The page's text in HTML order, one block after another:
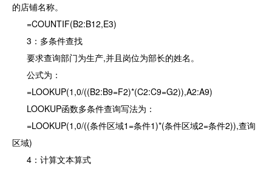
的店铺名称。
=COUNTIF(B2:B12,E3)
3：多条件查找
要求查询部门为生产,并且岗位为部长的姓名。
公式为：
=LOOKUP(1,0/((B2:B9=F2)*(C2:C9=G2)),A2:A9)
LOOKUP函数多条件查询写法为：
=LOOKUP(1,0/((条件区域1=条件1)*(条件区域2=条件2)),查询
区域)
4：计算文本算式